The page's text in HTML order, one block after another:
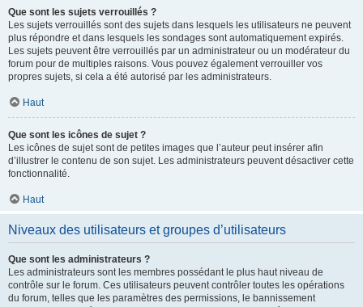
Que sont les sujets verrouillés ?
Les sujets verrouillés sont des sujets dans lesquels les utilisateurs ne peuvent
plus répondre et dans lesquels les sondages sont automatiquement expirés.
Les sujets peuvent être verrouillés par un administrateur ou un modérateur du
forum pour de multiples raisons. Vous pouvez également verrouiller vos
propres sujets, si cela a été autorisé par les administrateurs.
Haut
Que sont les icônes de sujet ?
Les icônes de sujet sont de petites images que l’auteur peut insérer afin
d’illustrer le contenu de son sujet. Les administrateurs peuvent désactiver cette
fonctionnalité.
Haut
Niveaux des utilisateurs et groupes d’utilisateurs
Que sont les administrateurs ?
Les administrateurs sont les membres possédant le plus haut niveau de
contrôle sur le forum. Ces utilisateurs peuvent contrôler toutes les opérations
du forum, telles que les paramètres des permissions, le bannissement